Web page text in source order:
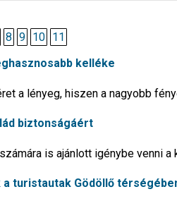
8 9 10 11
kelléke
a lényeg, hiszen a nagyobb
biztonságáért
is ajánlott igénybe venni
turistautak Gödöllő